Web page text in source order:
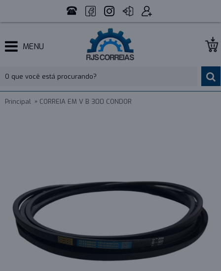
MENU
Principal CORREIA EM V B 300 CONDOR